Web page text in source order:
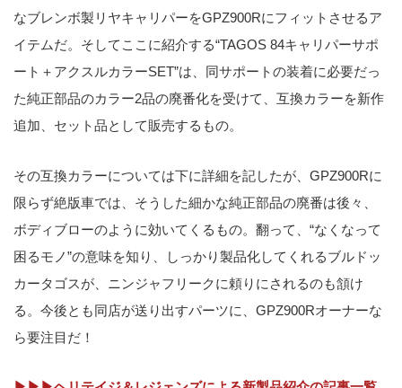
なブレンボ製リヤキャリパーをGPZ900Rにフィットさせるア
イテムだ。そしてここに紹介する“TAGOS 84キャリパーサポ
ート＋アクスルカラーSET”は、同サポートの装着に必要だっ
た純正部品のカラー2品の廃番化を受けて、互換カラーを新作
追加、セット品として販売するもの。
その互換カラーについては下に詳細を記したが、GPZ900Rに
限らず絶版車では、そうした細かな純正部品の廃番は後々、
ボディブローのように効いてくるもの。翻って、“なくなって
困るモノ”の意味を知り、しっかり製品化してくれるブルドッ
カータゴスが、ニンジャフリークに頼りにされるのも頷け
る。今後とも同店が送り出すパーツに、GPZ900Rオーナーな
ら要注目だ！